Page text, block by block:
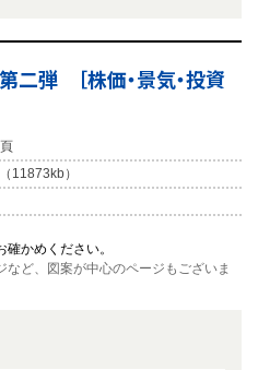
弾 ［株価・景気・投資
11873kb）
かめください。
など、図案が中心のページもございま